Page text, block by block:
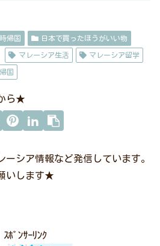
帰国 日本で買ったほうがいい物
マレーシア生活 マレーシア留学
国
ら★
シア情報など発信しています。
いします★
ｽﾎﾟﾝｻｰﾘﾝｸ